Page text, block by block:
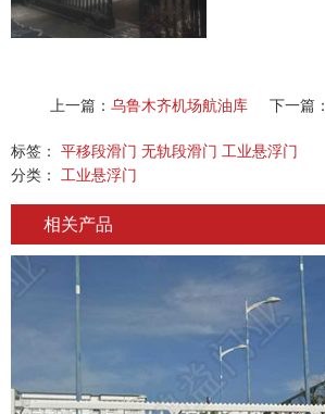
上一篇： 乌鲁木齐机场航油库 下一篇：
标签： 平移段滑门 无轨段滑门 工业悬浮门
分类： 工业悬浮门
相关产品